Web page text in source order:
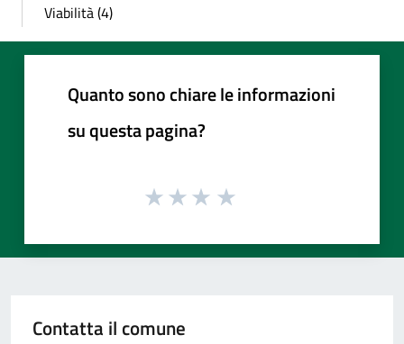
Viabilità (4)
Quanto sono chiare le informazioni
su questa pagina?
Contatta il comune